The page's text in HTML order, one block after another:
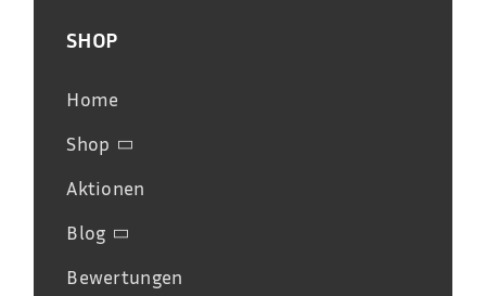
SHOP
Home
Shop
Aktionen
Blog
Bewertungen